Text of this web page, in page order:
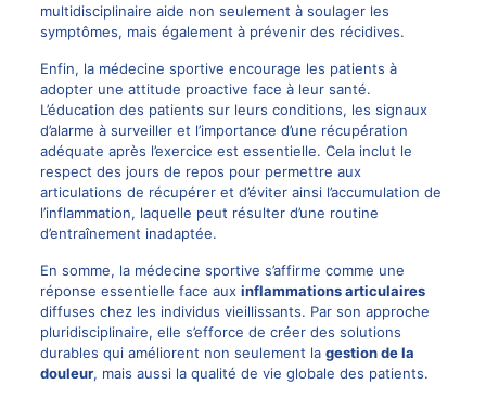
multidisciplinaire aide non seulement à soulager les
symptômes, mais également à prévenir des récidives.
Enfin, la médecine sportive encourage les patients à
adopter une attitude proactive face à leur santé.
L’éducation des patients sur leurs conditions, les signaux
d’alarme à surveiller et l’importance d’une récupération
adéquate après l’exercice est essentielle. Cela inclut le
respect des jours de repos pour permettre aux
articulations de récupérer et d’éviter ainsi l’accumulation de
l’inflammation, laquelle peut résulter d’une routine
d’entraînement inadaptée.
En somme, la médecine sportive s’affirme comme une
réponse essentielle face aux inflammations articulaires
diffuses chez les individus vieillissants. Par son approche
pluridisciplinaire, elle s’efforce de créer des solutions
durables qui améliorent non seulement la gestion de la
douleur, mais aussi la qualité de vie globale des patients.